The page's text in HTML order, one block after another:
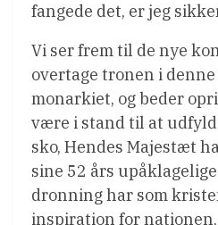
fangede det, er jeg
Vi ser frem til de nye
overtage tronen i
monarkiet, og beder
være i stand til at
sko, Hendes Majestæt
sine 52 års
dronning har som
inspiration for